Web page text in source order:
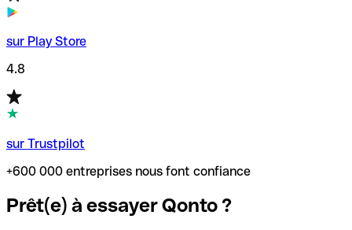
sur Play Store
4.8
sur Trustpilot
+600 000 entreprises nous font confiance
Prêt(e) à essayer Qonto ?